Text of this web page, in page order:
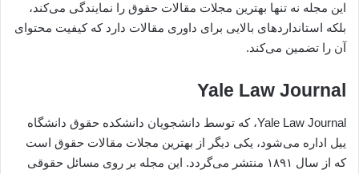
این مجله نه تنها بهترین مجلات مقالات حقوق را نمایندگی می‌کند،
بلکه استانداردهای بالایی برای داوری مقالات دارد که کیفیت محتوای
آن را تضمین می‌کند.
Yale Law Journal
Yale Law Journal، که توسط دانشجویان دانشکده حقوق دانشگاه
ییل اداره می‌شود، یکی دیگر از بهترین مجلات مقالات حقوق است
که از سال ۱۸۹۱ منتشر می‌گردد. این مجله بر روی مسائل حقوقی